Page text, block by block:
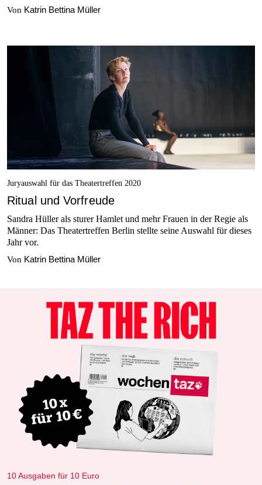
Von Katrin Bettina Müller
Juryauswahl für das Theatertreffen 2020
Ritual und Vorfreude
Sandra Hüller als sturer Hamlet und mehr Frauen in der Regie als
Männer: Das Theatertreffen Berlin stellte seine Auswahl für dieses
Jahr vor.
Von Katrin Bettina Müller
10 Ausgaben für 10 Euro